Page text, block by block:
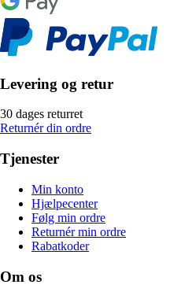
Levering og retur
30 dages returret
Returnér din ordre
Tjenester
Min konto
Hjælpecenter
Følg min ordre
Returnér min ordre
Rabatkoder
Om os